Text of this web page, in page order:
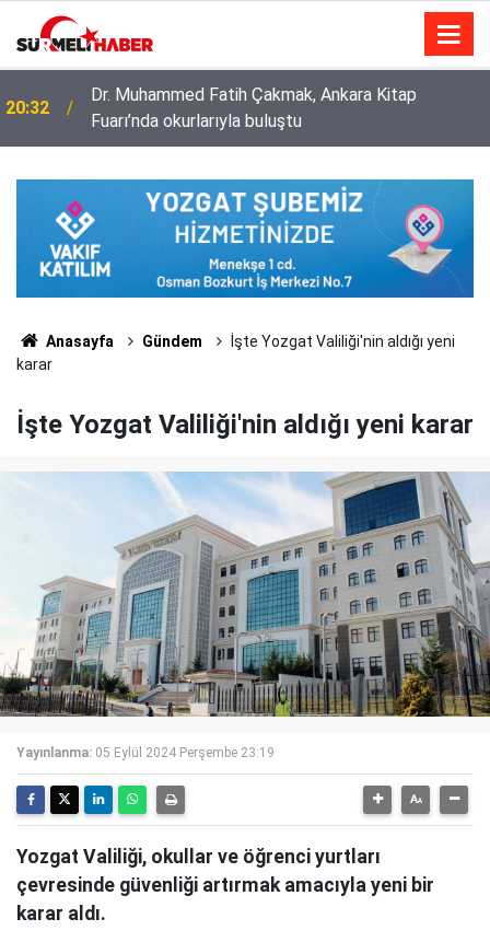
14:52
Diyanet İşleri Başkanlığı ile Türkiye Diyanet Vakfı
milyonları sevindirdi
Anasayfa Gündem
İşte Yozgat Valiliği'nin aldığı yeni
karar
İşte Yozgat Valiliği'nin aldığı yeni karar
Yayınlanma: 05 Eylül 2024 Perşembe 23:19
Yozgat Valiliği, okullar ve öğrenci yurtları
çevresinde güvenliği artırmak amacıyla yeni bir
karar aldı.